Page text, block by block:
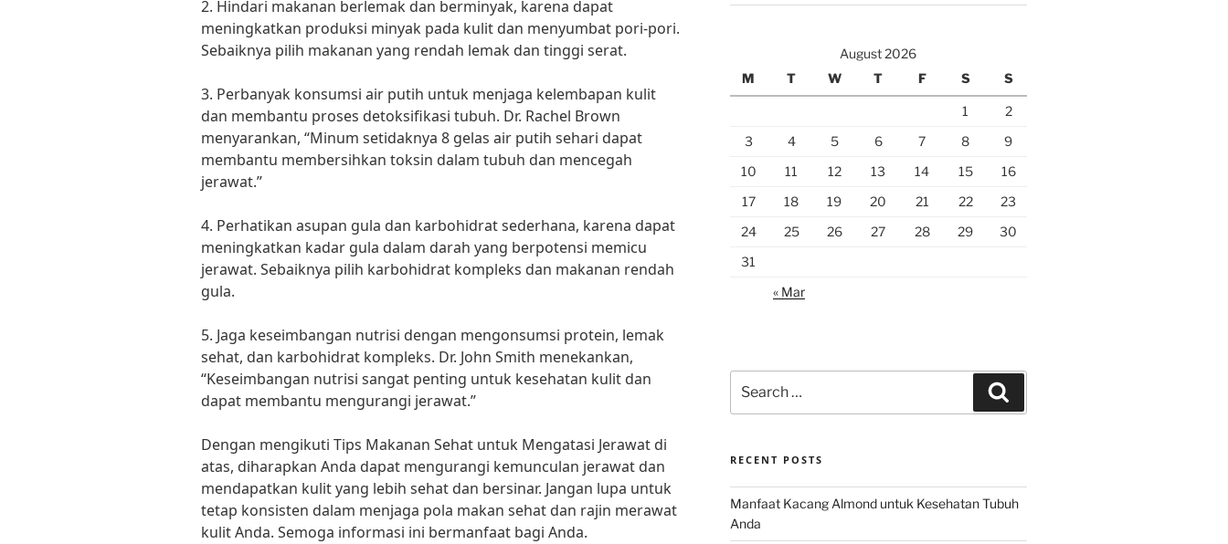
2. Hindari makanan berlemak dan berminyak, karena dapat
meningkatkan produksi minyak pada kulit dan menyumbat pori-pori.
Sebaiknya pilih makanan yang rendah lemak dan tinggi serat.
3. Perbanyak konsumsi air putih untuk menjaga kelembapan kulit
dan membantu proses detoksifikasi tubuh. Dr. Rachel Brown
menyarankan, “Minum setidaknya 8 gelas air putih sehari dapat
membantu membersihkan toksin dalam tubuh dan mencegah
jerawat.”
4. Perhatikan asupan gula dan karbohidrat sederhana, karena dapat
meningkatkan kadar gula dalam darah yang berpotensi memicu
jerawat. Sebaiknya pilih karbohidrat kompleks dan makanan rendah
gula.
5. Jaga keseimbangan nutrisi dengan mengonsumsi protein, lemak
sehat, dan karbohidrat kompleks. Dr. John Smith menekankan,
“Keseimbangan nutrisi sangat penting untuk kesehatan kulit dan
dapat membantu mengurangi jerawat.”
Dengan mengikuti Tips Makanan Sehat untuk Mengatasi Jerawat di
atas, diharapkan Anda dapat mengurangi kemunculan jerawat dan
mendapatkan kulit yang lebih sehat dan bersinar. Jangan lupa untuk
tetap konsisten dalam menjaga pola makan sehat dan rajin merawat
kulit Anda. Semoga informasi ini bermanfaat bagi Anda.
August 2026
M
T W T F S S
1
2
3
4 5 6 7 8
9
10
11 12 13 14 15
16
17
18 19 20 21 22
23
24
25 26 27 28 29
30
31
« Mar
for:
RECENT POSTS
Manfaat Kacang Almond untuk Kesehatan Tubuh
Anda